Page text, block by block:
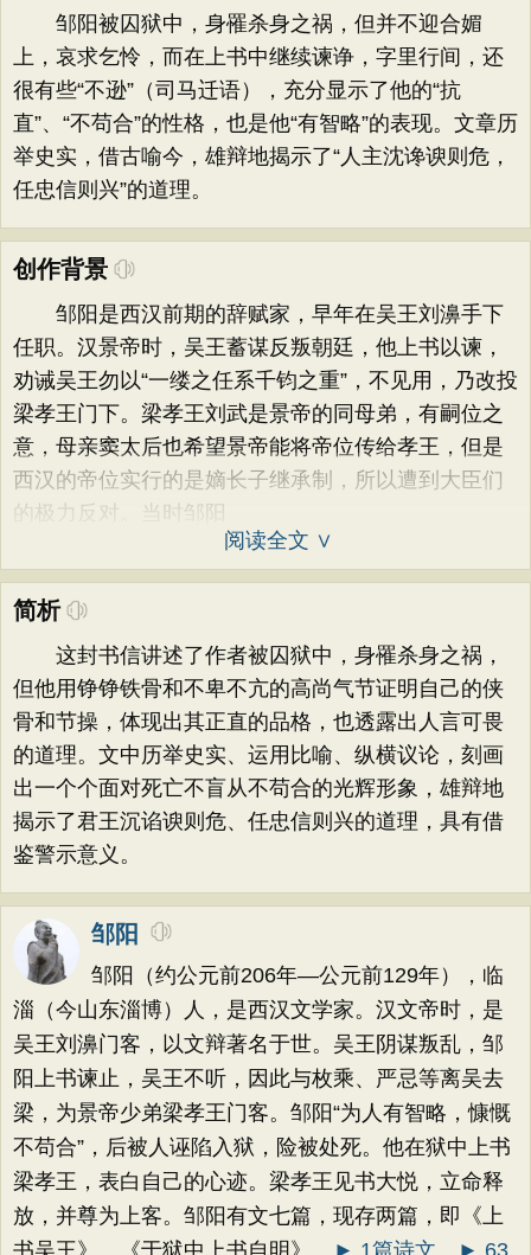
邹阳被囚狱中，身罹杀身之祸，但并不迎合媚
上，哀求乞怜，而在上书中继续谏诤，字里行间，还
很有些“不逊”（司马迁语），充分显示了他的“抗
直”、“不苟合”的性格，也是他“有智略”的表现。文章历
举史实，借古喻今，雄辩地揭示了“人主沈谗谀则危，
任忠信则兴”的道理。
创作背景
邹阳是西汉前期的辞赋家，早年在吴王刘濞手下
任职。汉景帝时，吴王蓄谋反叛朝廷，他上书以谏，
劝诫吴王勿以“一缕之任系千钧之重”，不见用，乃改投
梁孝王门下。梁孝王刘武是景帝的同母弟，有嗣位之
意，母亲窦太后也希望景帝能将帝位传给孝王，但是
西汉的帝位实行的是嫡长子继承制，所以遭到大臣们
的极力反对。当时邹阳
阅读全文 ∨
简析
这封书信讲述了作者被囚狱中，身罹杀身之祸，
但他用铮铮铁骨和不卑不亢的高尚气节证明自己的侠
骨和节操，体现出其正直的品格，也透露出人言可畏
的道理。文中历举史实、运用比喻、纵横议论，刻画
出一个个面对死亡不盲从不苟合的光辉形象，雄辩地
揭示了君王沉谄谀则危、任忠信则兴的道理，具有借
鉴警示意义。
邹阳
邹阳（约公元前206年—公元前129年），临
淄（今山东淄博）人，是西汉文学家。汉文帝时，是
吴王刘濞门客，以文辩著名于世。吴王阴谋叛乱，邹
阳上书谏止，吴王不听，因此与枚乘、严忌等离吴去
梁，为景帝少弟梁孝王门客。邹阳“为人有智略，慷慨
不苟合”，后被人诬陷入狱，险被处死。他在狱中上书
梁孝王，表白自己的心迹。梁孝王见书大悦，立命释
放，并尊为上客。邹阳有文七篇，现存两篇，即《上
书吴王》、《于狱中上书自明》。
► 1篇诗文 ► 63